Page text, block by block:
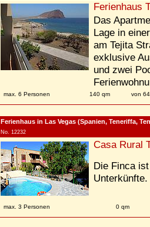
Ferienhaus
Das
Lage in
am Tejita
exklusive
und zwei
max. 6 Personen 140 qm von
Ferienhaus in Las Vegas (Spanien, Teneriffa,
No. 12232
Casa Rural
Die Finca
Unterkünfte.
max. 3 Personen 0 qm